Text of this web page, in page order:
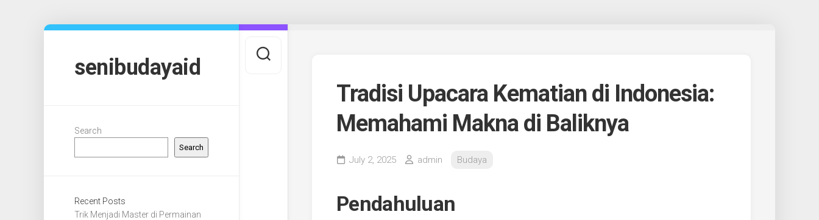
senibudayaid
Search
Search
Recent Posts
Trik Menjadi Master di Permainan
Tradisi Upacara Kematian di Indonesia:
Memahami Makna di Baliknya
July 2, 2025 admin Budaya
Pendahuluan